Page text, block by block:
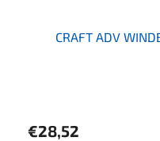
CRAFT ADV
€28,52